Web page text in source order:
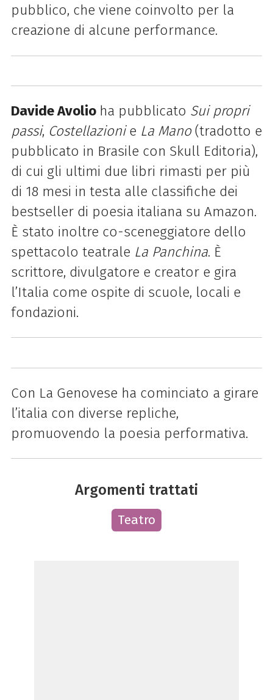
pubblico, che viene coinvolto per la
creazione di alcune performance.
Davide Avolio ha pubblicato Sui propri
passi, Costellazioni e La Mano (tradotto e
pubblicato in Brasile con Skull Editoria),
di cui gli ultimi due libri rimasti per più
di 18 mesi in testa alle classifiche dei
bestseller di poesia italiana su Amazon.
È stato inoltre co-sceneggiatore dello
spettacolo teatrale La Panchina. È
scrittore, divulgatore e creator e gira
l’Italia come ospite di scuole, locali e
fondazioni.
Con La Genovese ha cominciato a girare
l’italia con diverse repliche,
promuovendo la poesia performativa.
Argomenti trattati
Teatro